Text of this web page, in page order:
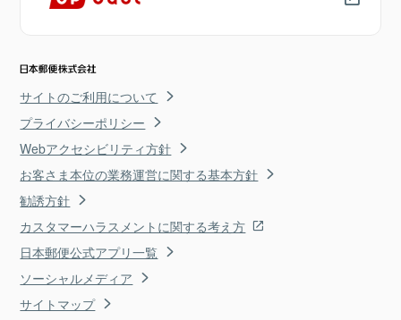
サイトのご利用について
プライバシーポリシー
Webアクセシビリティ方針
お客さま本位の業務運営に関する基本方針
勧誘方針
カスタマーハラスメントに関する考え方
日本郵便公式アプリ一覧
ソーシャルメディア
サイトマップ